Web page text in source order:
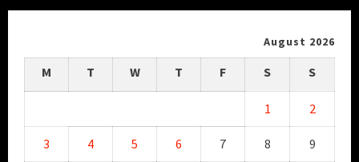
August 2026
M T W T F S S
1 2
3 4 5 6 7 8 9